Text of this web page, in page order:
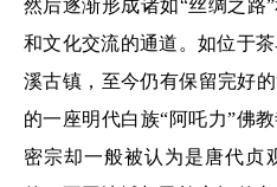
然后逐渐形成诸如“丝绸之路
和文化交流的通道。如位于
溪古镇，至今仍有保留完好
的一座明代白族“阿吒力”佛
密宗却一般被认为是唐代贞